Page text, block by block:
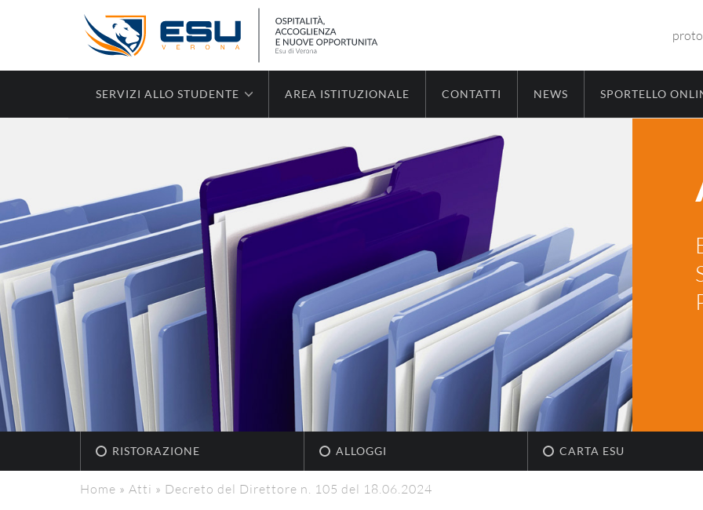
SERVIZI ALLO STUDENTE AREA ISTITUZIONALE CONTATTI NEWS SPORTELLO
RISTORAZIONE ALLOGGI CARTA ESU
Home » Atti » Decreto del Direttore n. 105 del 18.06.2024